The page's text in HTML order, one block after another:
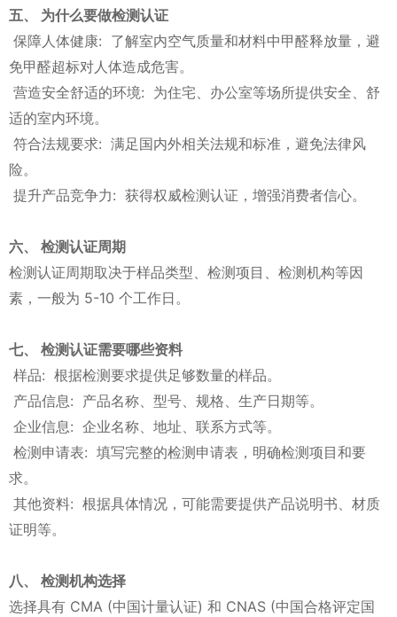
五、 为什么要做检测认证
保障人体健康: 了解室内空气质量和材料中甲醛释放量，避
免甲醛超标对人体造成危害。
营造安全舒适的环境: 为住宅、办公室等场所提供安全、舒
适的室内环境。
符合法规要求: 满足国内外相关法规和标准，避免法律风
险。
提升产品竞争力: 获得权威检测认证，增强消费者信心。
六、 检测认证周期
检测认证周期取决于样品类型、检测项目、检测机构等因
素，一般为 5-10 个工作日。
七、 检测认证需要哪些资料
样品: 根据检测要求提供足够数量的样品。
产品信息: 产品名称、型号、规格、生产日期等。
企业信息: 企业名称、地址、联系方式等。
检测申请表: 填写完整的检测申请表，明确检测项目和要
求。
其他资料: 根据具体情况，可能需要提供产品说明书、材质
证明等。
八、 检测机构选择
选择具有 CMA (中国计量认证) 和 CNAS (中国合格评定国